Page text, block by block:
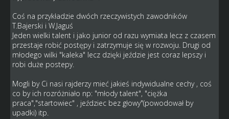
Coś na przykładzie dwóch rzeczywistych zawodników
T.Bajerski i W.Jaguś
Jeden wielki talent i jako junior od razu wymiata lecz z czasem
przestaje robić postępy i zatrzymuje się w rozwoju. Drugi od
młodego wilki "kaleka" lecz dzięki jeździe jest coraz lepszy i
robi duże postepy.
Mogli by Ci nasi rajderzy mieć jakieś indywidualne cechy , coś
co by ich rozróżniało np: "młody talent", "ciężka
praca","startowiec" , jeździec bez głowy"(powodował by
upadki) itp.